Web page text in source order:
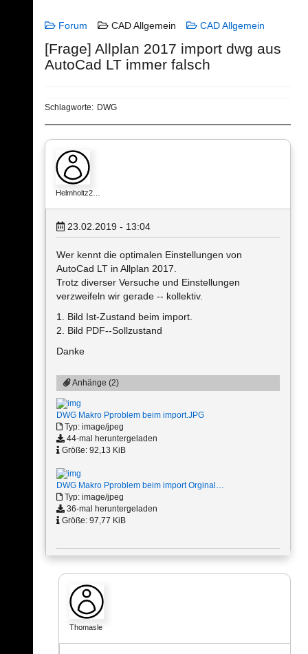
Forum CAD Allgemein CAD Allgemein
[Frage] Allplan 2017 import dwg aus
AutoCad LT immer falsch
Schlagworte: DWG
Helmholtz2…
23.02.2019 - 13:04
Wer kennt die optimalen Einstellungen von
AutoCad LT in Allplan 2017.
Trotz diverser Versuche und Einstellungen
verzweifeln wir gerade -- kollektiv.
1. Bild Ist-Zustand beim import.
2. Bild PDF--Sollzustand
Danke
Anhänge (2)
DWG Makro Pproblem beim import.JPG
Typ: image/jpeg
44-mal heruntergeladen
Größe: 92,13 KiB
DWG Makro Pproblem beim import Orginal…
Typ: image/jpeg
36-mal heruntergeladen
Größe: 97,77 KiB
Thomasle